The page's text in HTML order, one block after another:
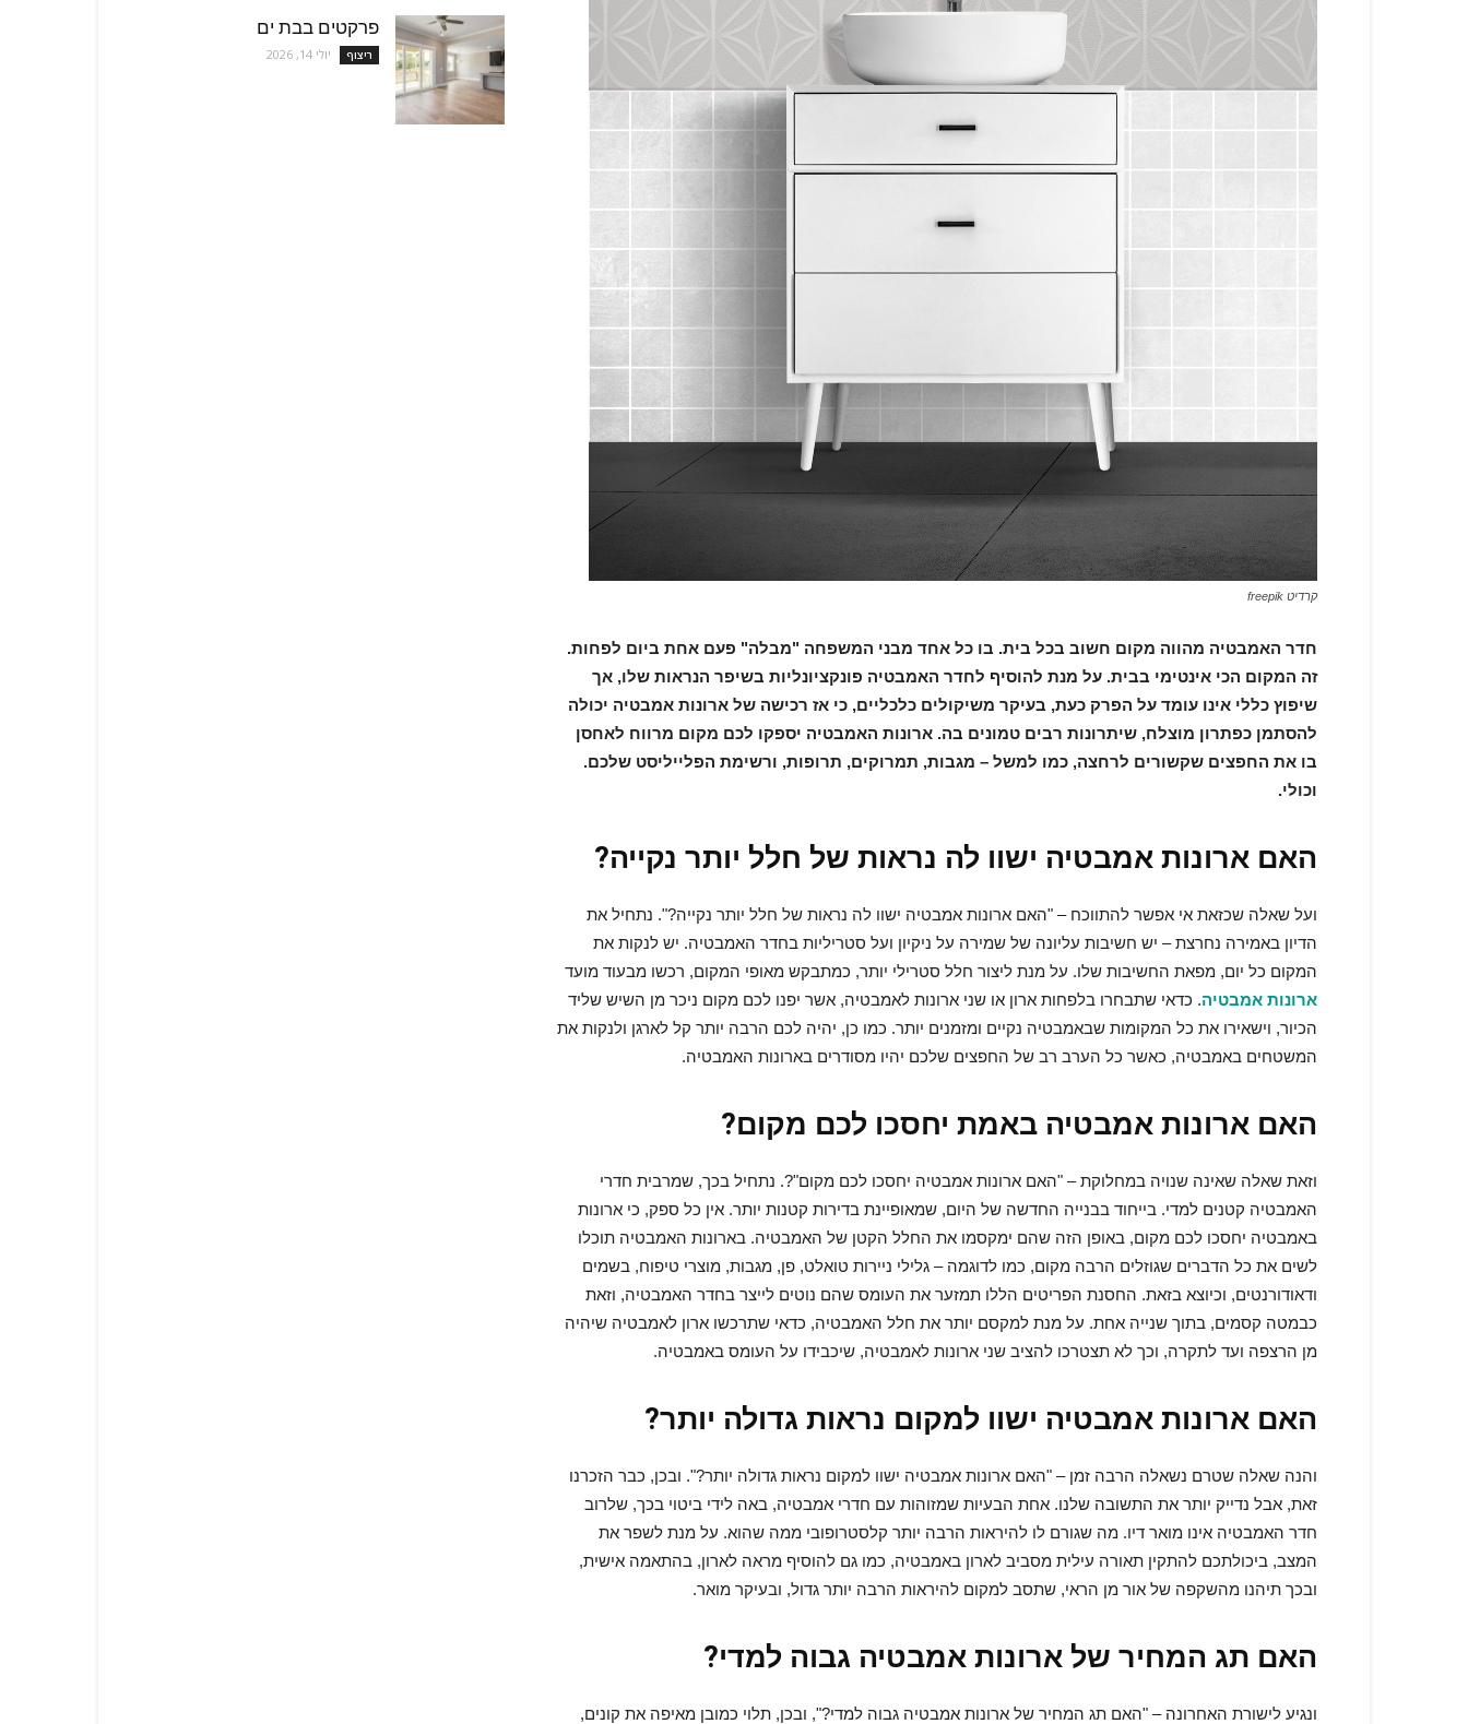
קרדיט freepik
חדר האמבטיה מהווה מקום חשוב בכל בית. בו כל אחד מבני המשפחה "מבלה" פעם אחת ביום לפחות.
זה המקום הכי אינטימי בבית. על מנת להוסיף לחדר האמבטיה פונקציונליות בשיפר הנראות שלו, אך
שיפוץ כללי אינו עומד על הפרק כעת, בעיקר משיקולים כלכליים, כי אז רכישה של ארונות אמבטיה יכולה
להסתמן כפתרון מוצלח, שיתרונות רבים טמונים בה. ארונות האמבטיה יספקו לכם מקום מרווח לאחסן
בו את החפצים שקשורים לרחצה, כמו למשל – מגבות, תמרוקים, תרופות, ורשימת הפלייליסט שלכם.
וכולי.
האם ארונות אמבטיה ישוו לה נראות של חלל יותר נקייה?
ועל שאלה שכזאת אי אפשר להתווכח – "האם ארונות אמבטיה ישוו לה נראות של חלל יותר נקייה?". נתחיל את
הדיון באמירה נחרצת – יש חשיבות עליונה של שמירה על ניקיון ועל סטריליות בחדר האמבטיה. יש לנקות את
המקום כל יום, מפאת החשיבות שלו. על מנת ליצור חלל סטרילי יותר, כמתבקש מאופי המקום, רכשו מבעוד מועד
ארונות אמבטיה. כדאי שתבחרו בלפחות ארון או שני ארונות לאמבטיה, אשר יפנו לכם מקום ניכר מן השיש שליד
הכיור, וישאירו את כל המקומות שבאמבטיה נקיים ומזמנים יותר. כמו כן, יהיה לכם הרבה יותר קל לארגן ולנקות את
המשטחים באמבטיה, כאשר כל הערב רב של החפצים שלכם יהיו מסודרים בארונות האמבטיה.
האם ארונות אמבטיה באמת יחסכו לכם מקום?
וזאת שאלה שאינה שנויה במחלוקת – "האם ארונות אמבטיה יחסכו לכם מקום"?. נתחיל בכך, שמרבית חדרי
האמבטיה קטנים למדי. בייחוד בבנייה החדשה של היום, שמאופיינת בדירות קטנות יותר. אין כל ספק, כי ארונות
באמבטיה יחסכו לכם מקום, באופן הזה שהם ימקסמו את החלל הקטן של האמבטיה. בארונות האמבטיה תוכלו
לשים את כל הדברים שגוזלים הרבה מקום, כמו לדוגמה – גלילי ניירות טואלט, פן, מגבות, מוצרי טיפוח, בשמים
ודאודורנטים, וכיוצא בזאת. החסנת הפריטים הללו תמזער את העומס שהם נוטים לייצר בחדר האמבטיה, וזאת
כבמטה קסמים, בתוך שנייה אחת. על מנת למקסם יותר את חלל האמבטיה, כדאי שתרכשו ארון לאמבטיה שיהיה
מן הרצפה ועד לתקרה, וכך לא תצטרכו להציב שני ארונות לאמבטיה, שיכבידו על העומס באמבטיה.
האם ארונות אמבטיה ישוו למקום נראות גדולה יותר?
והנה שאלה שטרם נשאלה הרבה זמן – "האם ארונות אמבטיה ישוו למקום נראות גדולה יותר?". ובכן, כבר הזכרנו
זאת, אבל נדייק יותר את התשובה שלנו. אחת הבעיות שמזוהות עם חדרי אמבטיה, באה לידי ביטוי בכך, שלרוב
חדר האמבטיה אינו מואר דיו. מה שגורם לו להיראות הרבה יותר קלסטרופובי ממה שהוא. על מנת לשפר את
המצב, ביכולתכם להתקין תאורה עילית מסביב לארון באמבטיה, כמו גם להוסיף מראה לארון, בהתאמה אישית,
ובכך תיהנו מהשקפה של אור מן הראי, שתסב למקום להיראות הרבה יותר גדול, ובעיקר מואר.
האם תג המחיר של ארונות אמבטיה גבוה למדי?
ונגיע לישורת האחרונה – "האם תג המחיר של ארונות אמבטיה גבוה למדי?", ובכן, תלוי כמובן מאיפה את קונים,
פרקטים בבת ים
ריצוף יולי 14, 2026